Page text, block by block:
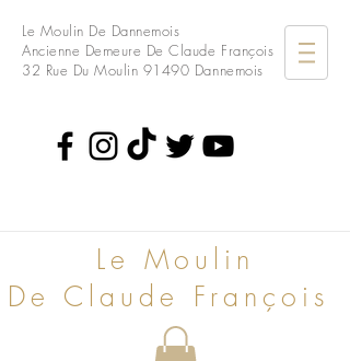
Le Moulin De Dannemois
Ancienne Demeure De Claude François
32 Rue Du Moulin 91490 Dannemois
Le Moulin
De Claude François